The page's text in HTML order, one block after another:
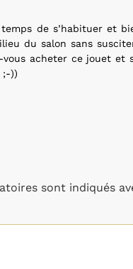
de s’habituer et
du salon sans
acheter ce jouet et
;-))
sont indiqués